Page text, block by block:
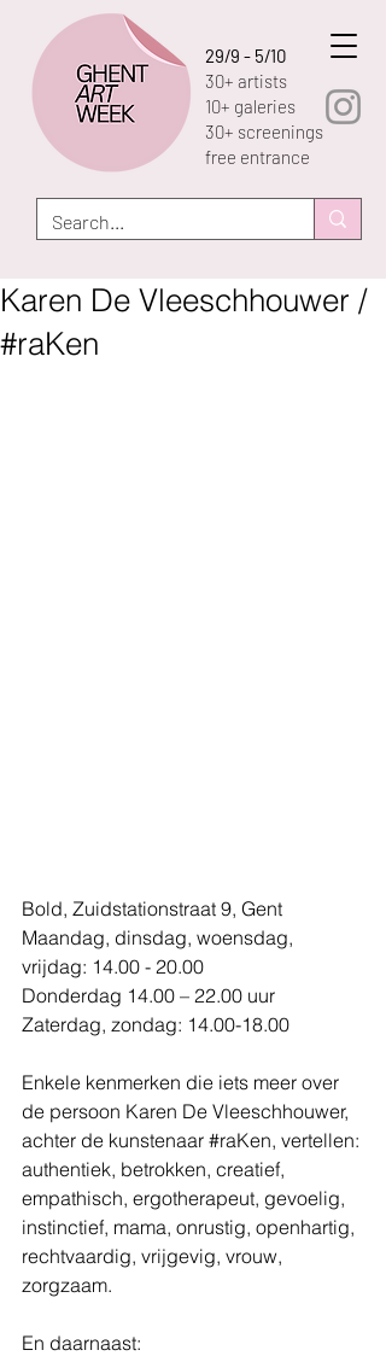
29/9 - 5/10
30+ artists
10+ galeries
30+ screenings
free entrance
Karen De Vleeschhouwer /
#raKen
Bold, Zuidstationstraat 9, Gent
Maandag, dinsdag, woensdag,
vrijdag: 14.00 - 20.00
Donderdag 14.00 – 22.00 uur
Zaterdag, zondag: 14.00-18.00
Enkele kenmerken die iets meer over
de persoon Karen De Vleeschhouwer,
achter de kunstenaar #raKen, vertellen:
authentiek, betrokken, creatief,
empathisch, ergotherapeut, gevoelig,
instinctief, mama, onrustig, openhartig,
rechtvaardig, vrijgevig, vrouw,
zorgzaam.
En daarnaast: